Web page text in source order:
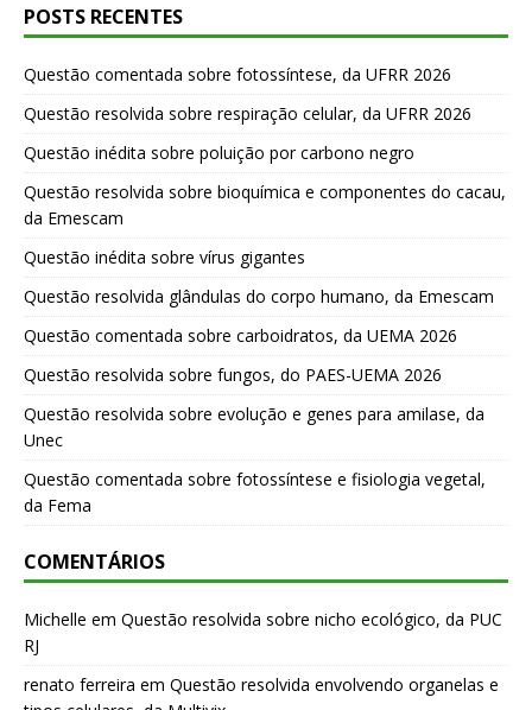
POSTS RECENTES
Questão comentada sobre fotossíntese, da UFRR 2026
Questão resolvida sobre respiração celular, da UFRR 2026
Questão inédita sobre poluição por carbono negro
Questão resolvida sobre bioquímica e componentes do cacau,
da Emescam
Questão inédita sobre vírus gigantes
Questão resolvida glândulas do corpo humano, da Emescam
Questão comentada sobre carboidratos, da UEMA 2026
Questão resolvida sobre fungos, do PAES-UEMA 2026
Questão resolvida sobre evolução e genes para amilase, da
Unec
Questão comentada sobre fotossíntese e fisiologia vegetal,
da Fema
COMENTÁRIOS
Michelle em Questão resolvida sobre nicho ecológico, da PUC
RJ
renato ferreira em Questão resolvida envolvendo organelas e